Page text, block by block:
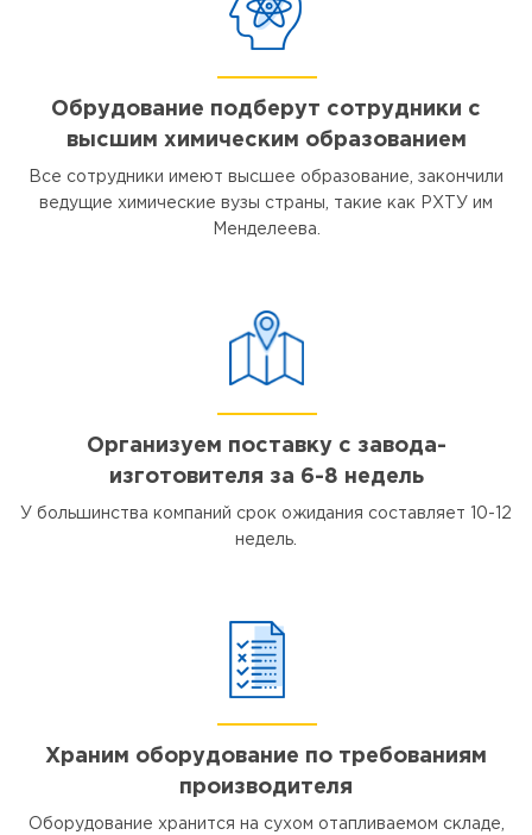
Обрудование подберут сотрудники с
высшим химическим образованием
Все сотрудники имеют высшее образование, закончили
ведущие химические вузы страны, такие как РХТУ им
Менделеева.
Организуем поставку с завода-
изготовителя за 6-8 недель
У большинства компаний срок ожидания составляет 10-12
недель.
Храним оборудование по требованиям
производителя
Оборудование хранится на сухом отапливаемом складе,